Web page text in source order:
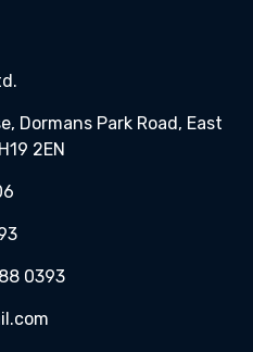
Dormans Park Road, East
2EN
0393‬